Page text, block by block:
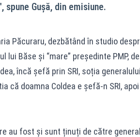
Gușă, din emisiune.
Păcuraru, dezbătând în studio
lui Băse și “mare” președinte PMP,
încă șefă prin SRI, soția
că doamna Coldea e șefă-n SRI,
au fost și sunt ținuți de către